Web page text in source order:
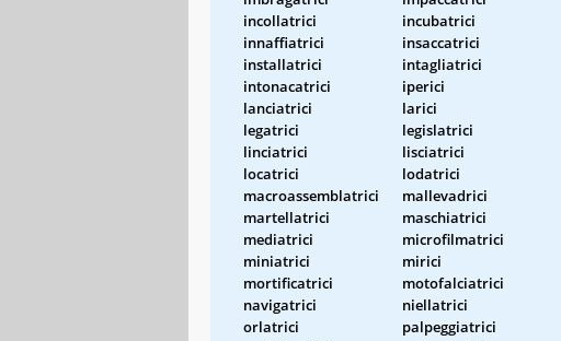
incollatrici
incubatrici
innaffiatrici
insaccatrici
installatrici
intagliatrici
intonacatrici
iperici
lanciatrici
larici
legatrici
legislatrici
linciatrici
lisciatrici
locatrici
lodatrici
macroassemblatrici
mallevadrici
martellatrici
maschiatrici
mediatrici
microfilmatrici
miniatrici
mirici
mortificatrici
motofalciatrici
navigatrici
niellatrici
orlatrici
palpeggiatrici